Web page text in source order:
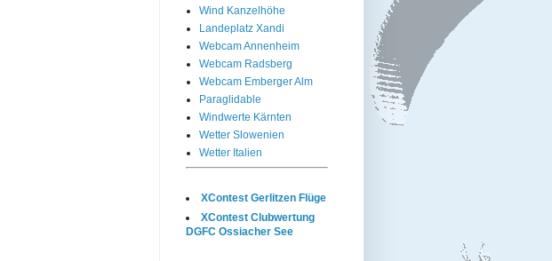
Wind Kanzelhöhe
Landeplatz Xandi
Webcam Annenheim
Webcam Radsberg
Webcam Emberger Alm
Paraglidable
Windwerte Kärnten
Wetter Slowenien
Wetter Italien
XContest Gerlitzen Flüge
XContest Clubwertung
DGFC Ossiacher See